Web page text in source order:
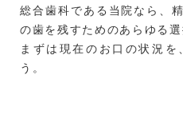
総合歯科である当院なら、
の歯を残すためのあらゆる
まずは現在のお口の状況
う。